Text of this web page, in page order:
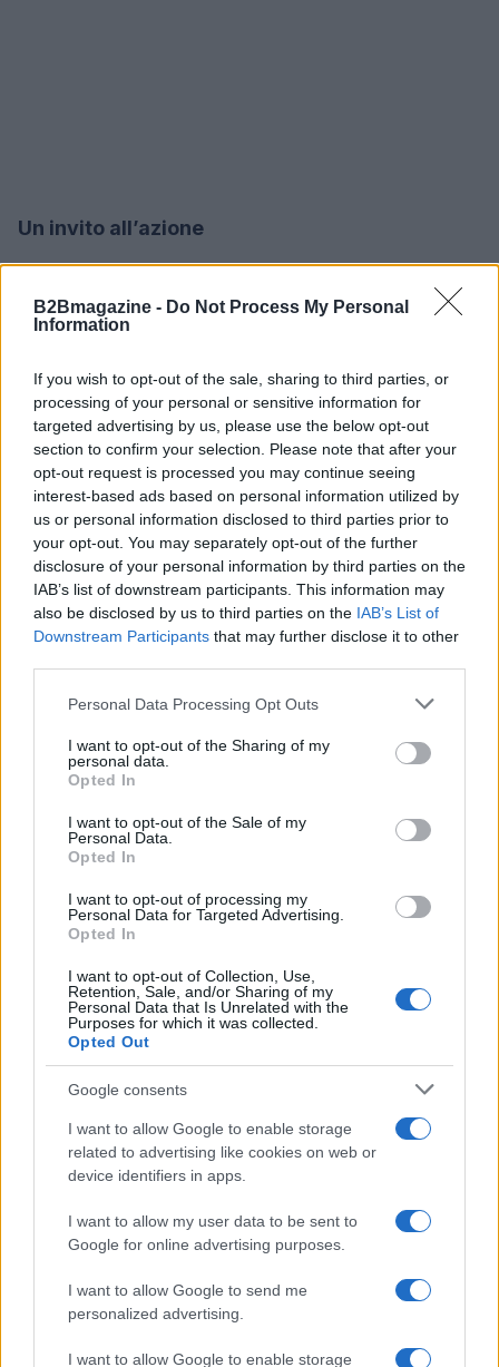
B2Bmagazine - Do Not Process My Personal
Information
If you wish to opt-out of the sale, sharing to third parties, or
processing of your personal or sensitive information for
targeted advertising by us, please use the below opt-out
section to confirm your selection. Please note that after your
opt-out request is processed you may continue seeing
interest-based ads based on personal information utilized by
us or personal information disclosed to third parties prior to
your opt-out. You may separately opt-out of the further
disclosure of your personal information by third parties on the
IAB’s list of downstream participants. This information may
also be disclosed by us to third parties on the IAB’s List of
Downstream Participants that may further disclose it to other
Please note that this website/app uses one or more Google
not limited to your visit or usage behaviour. You may click to
grant or deny consent to Google and its third-party tags to
use your data for below specified purposes in below Google
consent section.
Personal Data Processing Opt Outs
I want to opt-out of the Sharing of my
personal data.
Opted In
I want to opt-out of the Sale of my
Personal Data.
Opted In
I want to opt-out of processing my
Personal Data for Targeted Advertising.
Opted In
I want to opt-out of Collection, Use,
Retention, Sale, and/or Sharing of my
Personal Data that Is Unrelated with the
Purposes for which it was collected.
Opted Out
Google consents
I want to allow Google to enable storage
related to advertising like cookies on web or
device identifiers in apps.
I want to allow my user data to be sent to
Google for online advertising purposes.
I want to allow Google to send me
personalized advertising.
I want to allow Google to enable storage
Un invito all’azione
in Europa è consolidata, ma la leadership non è
pianificazione energetica, nella collaborazione
pubblico‑privato e nella visione industriale di lungo
periodo. Chi saprà allineare domanda tecnologica,
disponibilità dienergiae governance opererà non
in funzione della transizione, ma come suo
protagonista.
AUTORE
Susanna Riva
dell’Archivio di Stato dove una volta ha
sulle cooperative cittadine: quel documento
segnò la scelta editoriale di approfondire
nella redazione, amante del caffè lungo e del
taccuino sempre pieno.